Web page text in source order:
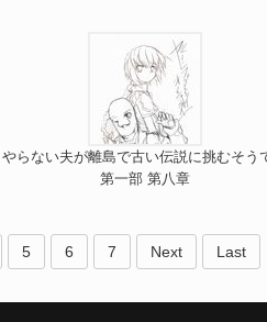
やらない夫が離島で古い伝説に挑むそう
第一部 第八章
5 6 7 Next Last